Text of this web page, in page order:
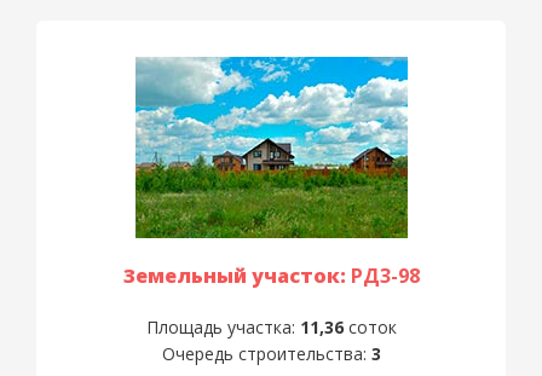
Земельный участок: РД3-98
Площадь участка: 11,36соток
Очередь строительства: 3